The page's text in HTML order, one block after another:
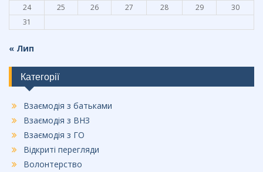
24
25 26 27 28 29
30
31
« Лип
Категорії
Взаємодія з батьками
Взаємодія з ВНЗ
Взаємодія з ГО
Відкриті перегляди
Волонтерство